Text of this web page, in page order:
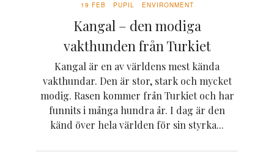
19 FEB PUPIL ENVIRONMENT
Kangal – den modiga
vakthunden från Turkiet
Kangal är en av världens mest kända
vakthundar. Den är stor, stark och mycket
modig. Rasen kommer från Turkiet och har
funnits i många hundra år. I dag är den
känd över hela världen för sin styrka...